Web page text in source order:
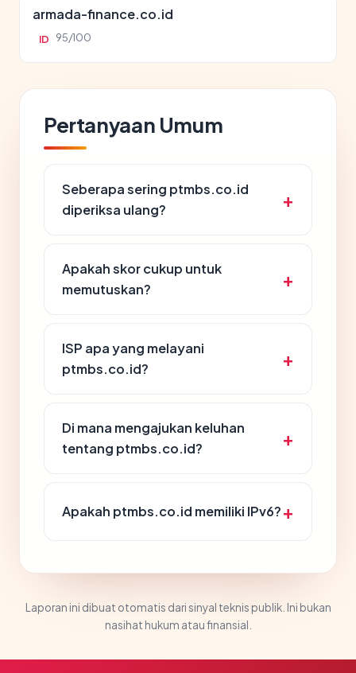
armada-finance.co.id
ID 95/100
Pertanyaan Umum
Seberapa sering ptmbs.co.id
diperiksa ulang?
Apakah skor cukup untuk
memutuskan?
ISP apa yang melayani
ptmbs.co.id?
Di mana mengajukan keluhan
tentang ptmbs.co.id?
Apakah ptmbs.co.id memiliki IPv6?
Laporan ini dibuat otomatis dari sinyal teknis publik. Ini bukan
nasihat hukum atau finansial.